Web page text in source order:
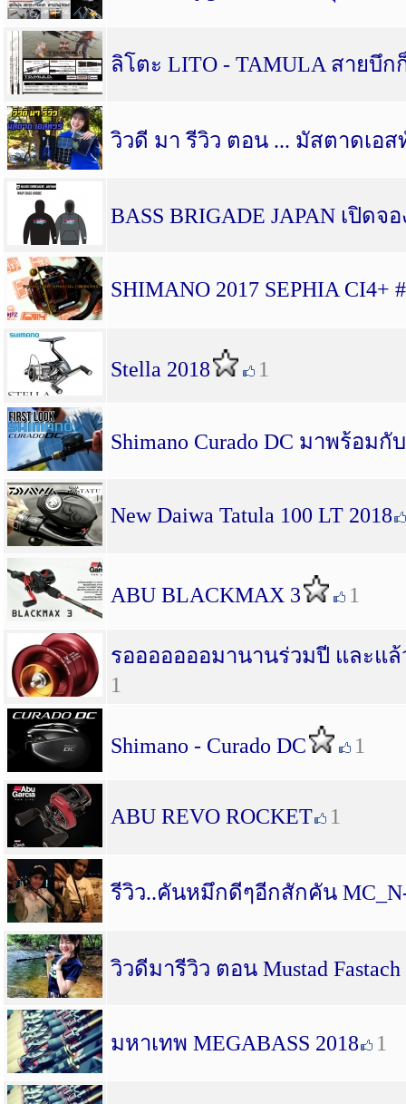
ลิโตะ LITO - TAMULA สายบึ
วิวดี มา รีวิว ตอน ... มัสตาดเอส
BASS BRIGADE JAPAN เปิดจ
SHIMANO 2017 SEPHIA CI4+
Stella 2018 1
Shimano Curado DC มาพร้อม
New Daiwa Tatula 100 LT 2018
ABU BLACKMAX 3 1
รอออออออมานานร่วมปี และแล้
1
Shimano - Curado DC 1
ABU REVO ROCKET 1
รีวิว..คันหมึกดีๆอีกสักคัน MC_N-
วิวดีมารีวิว ตอน Mustad
มหาเทพ MEGABASS 2018 1